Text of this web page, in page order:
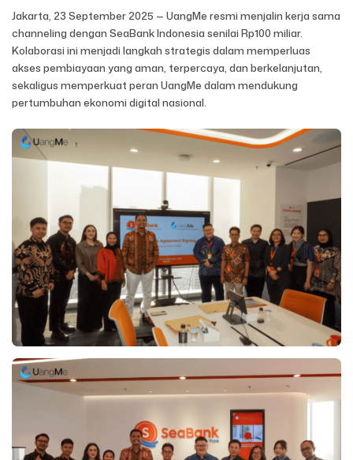
Jakarta, 23 September 2025 — UangMe resmi menjalin kerja sama
channeling dengan SeaBank Indonesia senilai Rp100 miliar.
Kolaborasi ini menjadi langkah strategis dalam memperluas
akses pembiayaan yang aman, terpercaya, dan berkelanjutan,
sekaligus memperkuat peran UangMe dalam mendukung
pertumbuhan ekonomi digital nasional.